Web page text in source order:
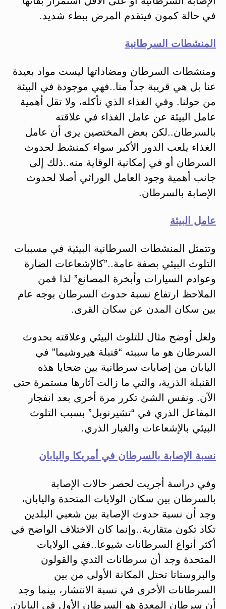
في حالة كمون فيتقدم المرض ببطء شديد.
المنشطات السرطانية
ومنشطات السرطان ومضاداتها ليست مواد بعيدة
عنا بل هي قريبة جداً منا..فهي موجودة في البيئة
من حولنا. وفي الغذاء الذي نأكله، ولا تقل أهمية
عامل البيئة عن عامل الغذاء في علاقته
بالسرطان..لكن بعض المختصين يرى أن عامل
الغذاء يلعب الدور الأكبر سواء كمنشط لحدوث
السرطان أو في إمكانية الوقاية منه..ذلك إلى
جانب أهمية وجود العامل الوراثي أصلا لحدوث
الإصابة بالسرطان.
عامل البيئة
وتتمثل المنشطات السرطانية البيئية في مسببات
التلوث البيئي بصفة عامة..”كالإشعاعات الضارة
وعوادم السيارات وأبخرة المصانع” لذا فمن
الملاحظ ارتفاع نسبة حدوث السرطان بوجه عام
بين سكان المدن عن سكان القرى.
ولعل أوضح مثال للتلوث البيئي وعلاقته بحدوث
السرطان هو ما سببته “قنبلة هيروشيما” في
اليابان من إصابات سرطانية بين ضحايا هذه
القنبلة الذرية، والتي ما زالت آثارها مستمرة حتى
الآن. ونفس الشئ تكرر مرة أخرى بعد انفجار
المفاعل الذري في “تشيرنوبل” بسبب التلوث
البيئي بالإشعاعات والغبار الذري.
نسبة الإصابة بالسرطان في أمريكا واليابان
وفي دراسة أجريت لحصر حالات الإصابة
بالسرطان بين سكان الولايات المتحدة واليابان،
وجد أن نسبة حدوث الإصابة بين شعبي البلدين
تكاد تكون متقاربة..وإنما كان الاختلاف الواضح في
أكثر أنواع السرطانات شيوعا..ففي الولايات
المتحدة وجد أن سرطانات الثدي والقولون
والبروستاتا تحتل المكانة الأولى من بين
السرطانات الأخرى في نسبة الانتشار، بينما وجد
أن سرطان المعدة هو السرطان الأول في اليابان.